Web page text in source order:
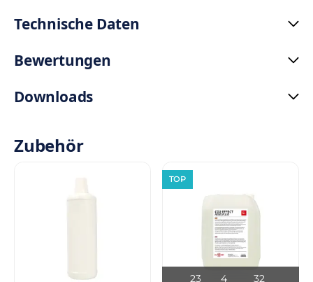
Technische Daten
Bewertungen
Downloads
Zubehör
23 4 32
TOP